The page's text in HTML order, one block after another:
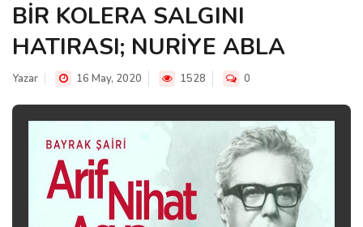
BİR KOLERA SALGINI
HATIRASI; NURİYE ABLA
Yazar 16 May, 2020 1528 0